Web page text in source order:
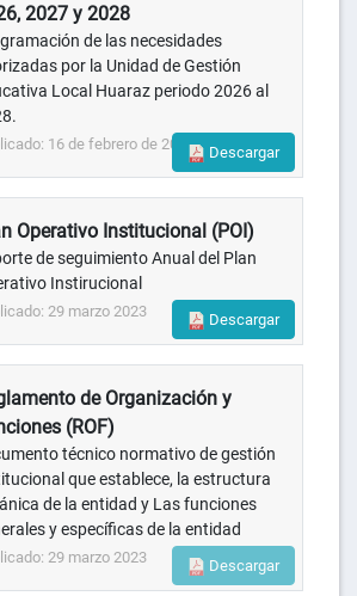
2027 y 2028
de las necesidades
por la Unidad de Gestión
Local Huaraz periodo 2026 al
Descargar
16 de febrero de 2026
Operativo Institucional (POI)
de seguimiento Anual del Plan
Instirucional
Descargar
29 marzo 2023
de Organización y
(ROF)
técnico normativo de gestión
que establece, la estructura
de la entidad y Las funciones
y específicas de la entidad
Descargar
29 marzo 2023